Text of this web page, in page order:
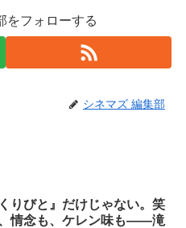
をフォローする
シネマズ 編集部
くりびと』だけじゃない。笑
情念も、ケレン味も――滝